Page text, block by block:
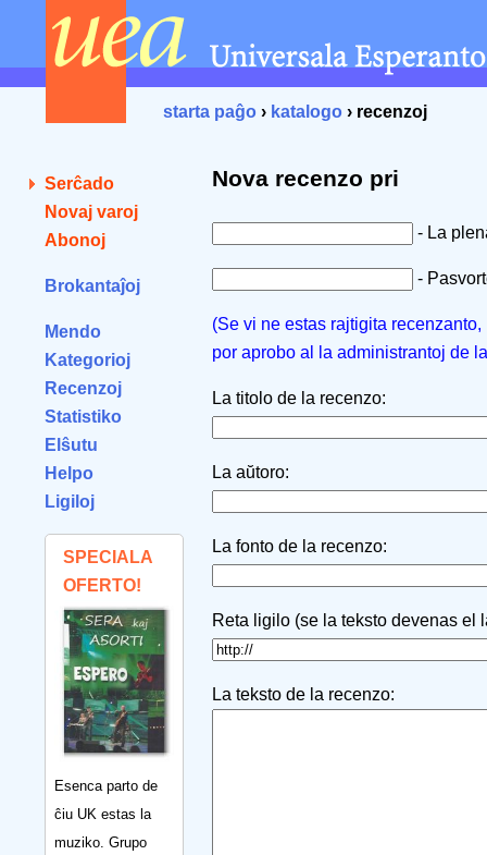
starta paĝo › katalogo › recenzoj
Serĉado
Novaj varoj
Abonoj
Brokantaĵoj
Mendo
Kategorioj
Recenzoj
Statistiko
Elŝutu
Helpo
Ligiloj
SPECIALA
OFERTO!
Esenca parto de
ĉiu UK estas la
muziko. Grupo
Nova recenzo pri
- La
-
(Se vi ne estas rajtigita
por aprobo al la administrantoj de
La titolo de la recenzo:
La aŭtoro:
La fonto de la recenzo:
Reta ligilo (se la teksto devenas el
La teksto de la recenzo: